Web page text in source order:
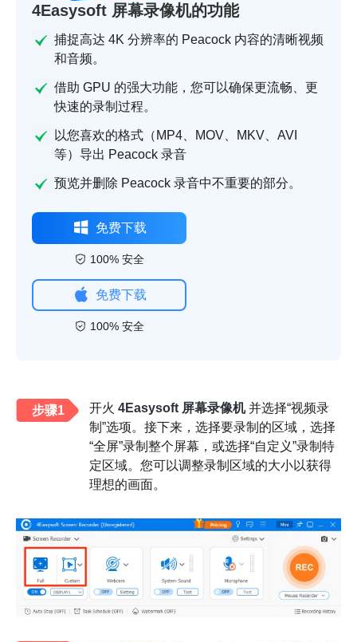
4Easysoft 屏幕录像机的功能
捕捉高达 4K 分辨率的 Peacock 内容的清晰视频
和音频。
借助 GPU 的强大功能，您可以确保更流畅、更
快速的录制过程。
以您喜欢的格式（MP4、MOV、MKV、AVI
等）导出 Peacock 录音
预览并删除 Peacock 录音中不重要的部分。
免费下载
100% 安全
免费下载
100% 安全
步骤1 开火 4Easysoft 屏幕录像机并选择“视频录
制”选项。接下来，选择要录制的区域，选择
“全屏”录制整个屏幕，或选择“自定义”录制特
定区域。您可以调整录制区域的大小以获得
理想的画面。